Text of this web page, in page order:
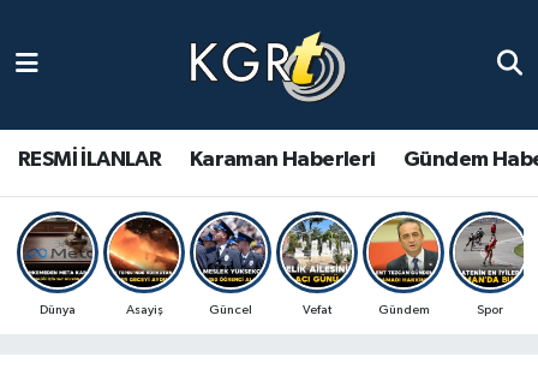
RESMİ İLANLAR Karaman Haberleri Gündem
Dünya Asayiş Güncel Vefat Gündem Spor
Gündem Haberleri
Güncel Haberler
Spor Haberleri